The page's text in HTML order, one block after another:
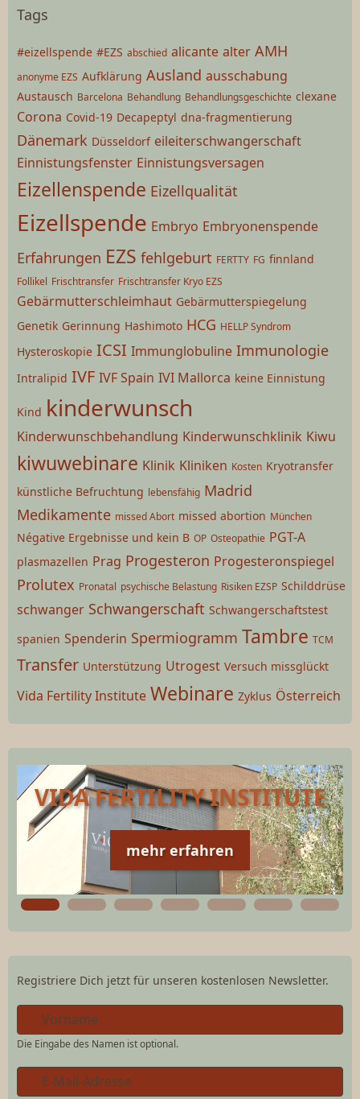
Tags
#eizellspende #EZS abschied alicante alter AMH
anonyme EZS Aufklärung Ausland ausschabung
Austausch Barcelona Behandlung Behandlungsgeschichte clexane
Corona Covid-19 Decapeptyl dna-fragmentierung
Dänemark Düsseldorf eileiterschwangerschaft
Einnistungsfenster Einnistungsversagen
Eizellenspende Eizellqualität
Eizellspende Embryo Embryonenspende
Erfahrungen EZS fehlgeburt FERTTY FG finnland
Follikel Frischtransfer Frischtransfer Kryo EZS
Gebärmutterschleimhaut Gebärmutterspiegelung
Genetik Gerinnung Hashimoto HCG HELLP Syndrom
Hysteroskopie ICSI Immunglobuline Immunologie
Intralipid IVF IVF Spain IVI Mallorca keine Einnistung
Kind kinderwunsch
Kinderwunschbehandlung Kinderwunschklinik Kiwu
kiwuwebinare Klinik Kliniken Kosten Kryotransfer
künstliche Befruchtung lebensfähig Madrid
Medikamente missed Abort missed abortion München
Négative Ergebnisse und kein B OP Osteopathie PGT-A
plasmazellen Prag Progesteron Progesteronspiegel
Prolutex Pronatal psychische Belastung Risiken EZSP Schilddrüse
schwanger Schwangerschaft Schwangerschaftstest
spanien Spenderin Spermiogramm Tambre TCM
Transfer Unterstützung Utrogest Versuch missglückt
Vida Fertility Institute Webinare Zyklus Österreich
VIDA FERTILITY INSTITUTE
mehr erfahren
Registriere Dich jetzt für unseren kostenlosen Newsletter.
Die Eingabe des Namen ist optional.